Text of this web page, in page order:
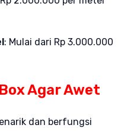
: Mulai dari Rp 3.000.000
Agar Awet
dan berfungsi